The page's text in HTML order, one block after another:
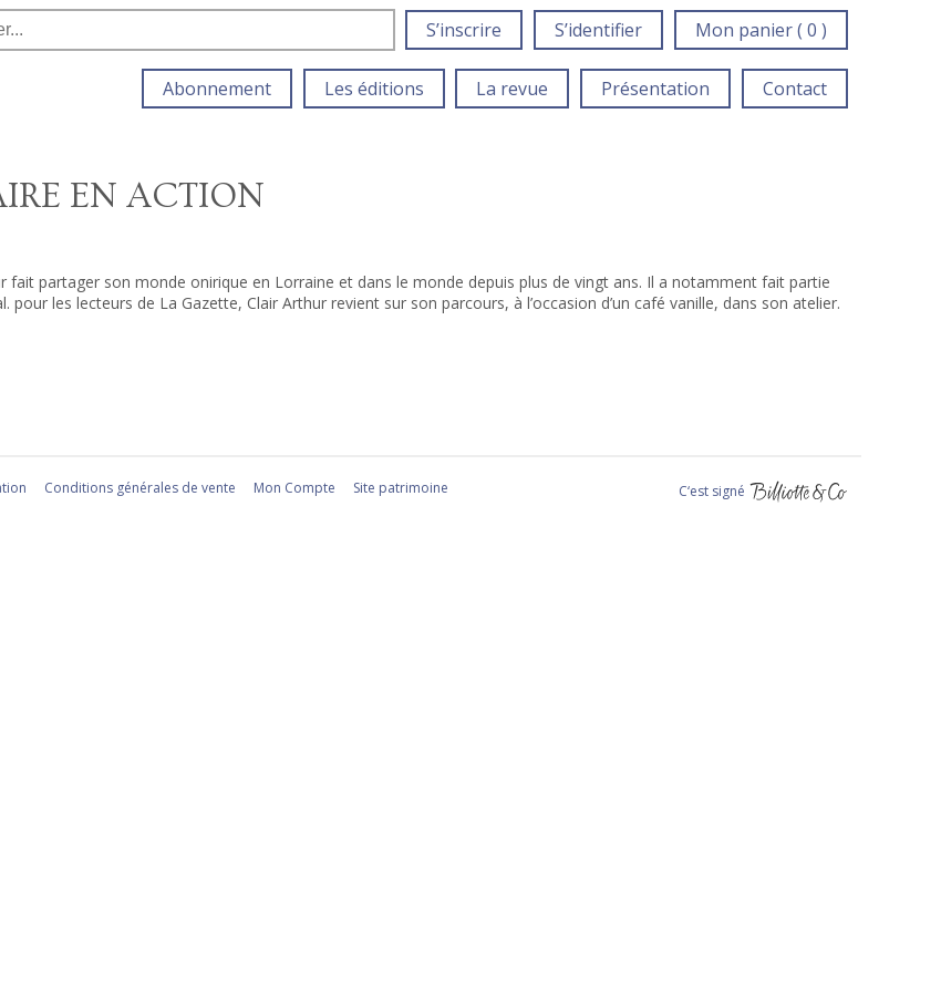
S’inscrire S’identifier Mon panier ( 0 )
Abonnement Les éditions La revue Présentation Contact
EN ACTION
fait partager son monde onirique en Lorraine et dans le monde depuis plus de vingt ans. Il a notamment fait partie
pour les lecteurs de La Gazette, Clair Arthur revient sur son parcours, à l’occasion d’un café vanille, dans son atelier.
Conditions générales de vente Mon Compte Site patrimoine C‘est signé